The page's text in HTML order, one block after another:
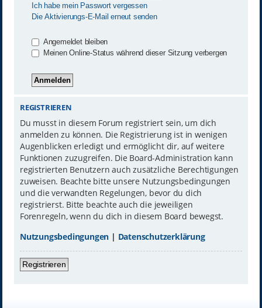
Ich habe mein Passwort vergessen
Die Aktivierungs-E-Mail erneut senden
Angemeldet bleiben
Meinen Online-Status während dieser Sitzung verbergen
REGISTRIEREN
Du musst in diesem Forum registriert sein, um dich
anmelden zu können. Die Registrierung ist in wenigen
Augenblicken erledigt und ermöglicht dir, auf weitere
Funktionen zuzugreifen. Die Board-Administration kann
registrierten Benutzern auch zusätzliche Berechtigungen
zuweisen. Beachte bitte unsere Nutzungsbedingungen
und die verwandten Regelungen, bevor du dich
registrierst. Bitte beachte auch die jeweiligen
Forenregeln, wenn du dich in diesem Board bewegst.
Nutzungsbedingungen | Datenschutzerklärung
Registrieren